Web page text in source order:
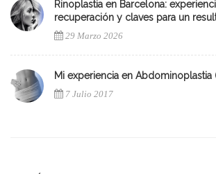
Rinoplastia en Barcelona:
recuperación y claves para un
29 Marzo 2026
Mi experiencia en Abdominoplastia
7 Julio 2017